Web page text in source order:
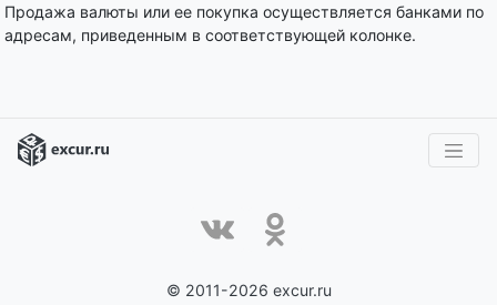
Продажа валюты или ее покупка осуществляется банками по
адресам, приведенным в соответствующей колонке.
© 2011-2026 excur.ru